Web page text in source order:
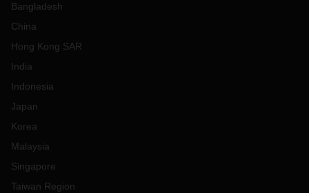
Bangladesh
China
Hong Kong SAR
India
Indonesia
Japan
Korea
Malaysia
Singapore
Taiwan Region